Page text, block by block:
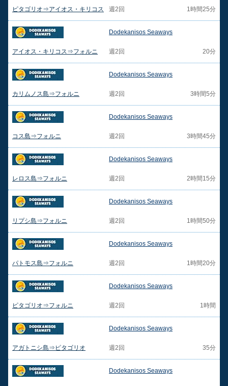
ピタゴリオ⇒アイオス・キリコス 週2回 1時間25分
Dodekanisos Seaways
アイオス・キリコス⇒フォルニ 週2回 20分
Dodekanisos Seaways
カリムノス島⇒フォルニ 週2回 3時間5分
Dodekanisos Seaways
コス島⇒フォルニ 週2回 3時間45分
Dodekanisos Seaways
レロス島⇒フォルニ 週2回 2時間15分
Dodekanisos Seaways
リプシ島⇒フォルニ 週2回 1時間50分
Dodekanisos Seaways
パトモス島⇒フォルニ 週2回 1時間20分
Dodekanisos Seaways
ピタゴリオ⇒フォルニ 週2回 1時間
Dodekanisos Seaways
アガトニシ島⇒ピタゴリオ 週2回 35分
Dodekanisos Seaways